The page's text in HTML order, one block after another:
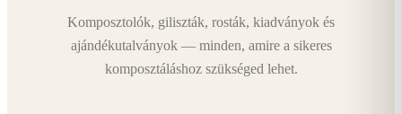
Komposztolók, giliszták, rosták, kiadványok és
ajándékutalványok — minden, amire a sikeres
komposztáláshoz szükséged lehet.